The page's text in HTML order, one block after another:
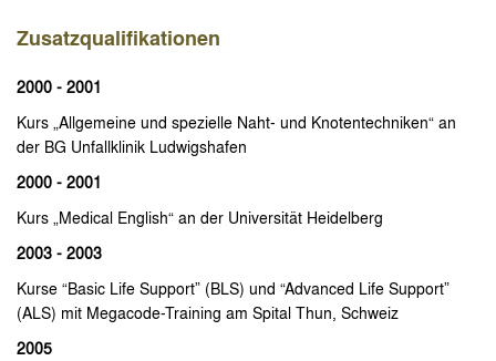
Zusatzqualifikationen
2000 - 2001
Kurs „Allgemeine und spezielle Naht- und Knotentechniken“ an
der BG Unfallklinik Ludwigshafen
2000 - 2001
Kurs „Medical English“ an der Universität Heidelberg
2003 - 2003
Kurse “Basic Life Support” (BLS) und “Advanced Life Support”
(ALS) mit Megacode-Training am Spital Thun, Schweiz
2005